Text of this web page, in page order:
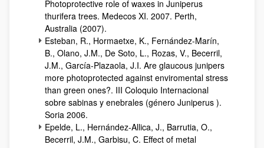
Photoprotective role of waxes in Juniperus
thurifera trees. Medecos XI. 2007. Perth,
Australia (2007).
Esteban, R., Hormaetxe, K., Fernández-Marín,
B., Olano, J.M., De Soto, L., Rozas, V., Becerril,
J.M., García-Plazaola, J.I. Are glaucous junipers
more photoprotected against enviromental stress
than green ones?. III Coloquio Internacional
sobre sabinas y enebrales (género Juniperus ).
Soria 2006.
Epelde, L., Hernández-Allica, J., Barrutia, O.,
Becerril, J.M., Garbisu, C. Effect of metal